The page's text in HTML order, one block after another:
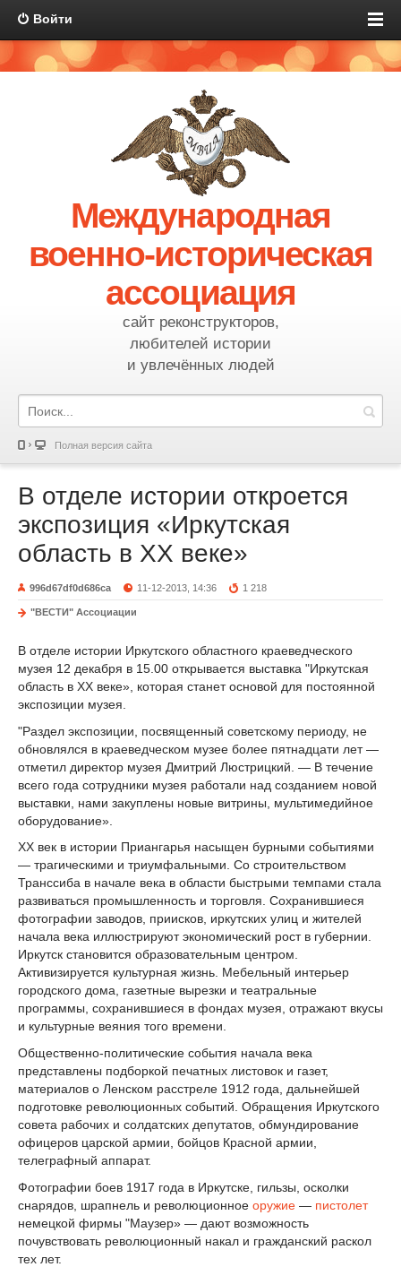
Войти
Международная
военно-историческая
ассоциация
сайт реконструкторов,
любителей истории
и увлечённых людей
Полная версия сайта
В отделе истории откроется
экспозиция «Иркутская
область в XX веке»
996d67df0d686ca 11-12-2013, 14:36 1 218
"ВЕСТИ" Ассоциации
В отделе истории Иркутского областного краеведческого
музея 12 декабря в 15.00 открывается выставка "Иркутская
область в XX веке», которая станет основой для постоянной
экспозиции музея.
"Раздел экспозиции, посвященный советскому периоду, не
обновлялся в краеведческом музее более пятнадцати лет —
отметил директор музея Дмитрий Люстрицкий. — В течение
всего года сотрудники музея работали над созданием новой
выставки, нами закуплены новые витрины, мультимедийное
оборудование».
XX век в истории Приангарья насыщен бурными событиями
— трагическими и триумфальными. Со строительством
Транссиба в начале века в области быстрыми темпами стала
развиваться промышленность и торговля. Сохранившиеся
фотографии заводов, приисков, иркутских улиц и жителей
начала века иллюстрируют экономический рост в губернии.
Иркутск становится образовательным центром.
Активизируется культурная жизнь. Мебельный интерьер
городского дома, газетные вырезки и театральные
программы, сохранившиеся в фондах музея, отражают вкусы
и культурные веяния того времени.
Общественно-политические события начала века
представлены подборкой печатных листовок и газет,
материалов о Ленском расстреле 1912 года, дальнейшей
подготовке революционных событий. Обращения Иркутского
совета рабочих и солдатских депутатов, обмундирование
офицеров царской армии, бойцов Красной армии,
телеграфный аппарат.
Фотографии боев 1917 года в Иркутске, гильзы, осколки
снарядов, шрапнель и революционное оружие — пистолет
немецкой фирмы "Маузер» — дают возможность
почувствовать революционный накал и гражданский раскол
тех лет.